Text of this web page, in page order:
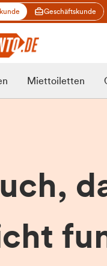
Geschäftskunde
Miettoiletten